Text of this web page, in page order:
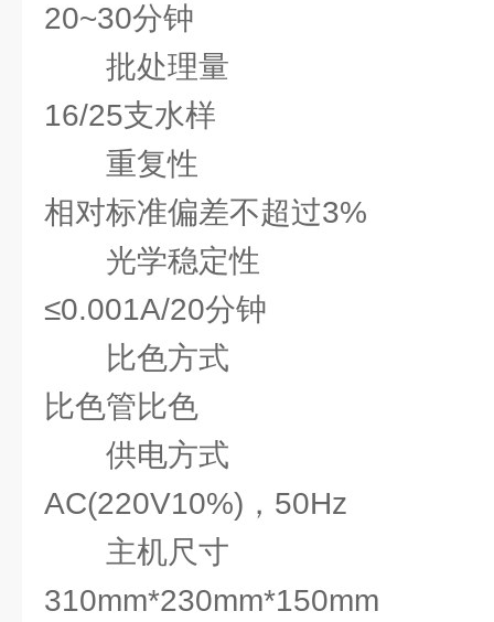
20~30分钟
批处理量
16/25支水样
重复性
相对标准偏差不超过3%
光学稳定性
≤0.001A/20分钟
比色方式
比色管比色
供电方式
AC(220V10%)，50Hz
主机尺寸
310mm*230mm*150mm